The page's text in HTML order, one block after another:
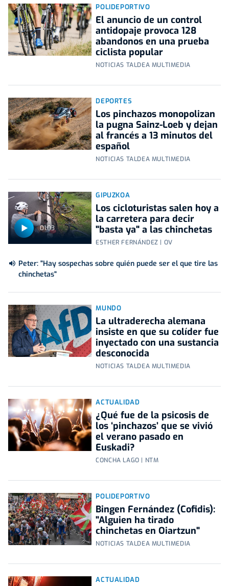
POLIDEPORTIVO
El anuncio de un control
antidopaje provoca 128
abandonos en una prueba
ciclista popular
NOTICIAS TALDEA MULTIMEDIA
DEPORTES
Los pinchazos monopolizan
la pugna Sainz-Loeb y dejan
al francés a 13 minutos del
español
NOTICIAS TALDEA MULTIMEDIA
01:03
GIPUZKOA
Los cicloturistas salen hoy a
la carretera para decir
"basta ya" a las chinchetas
ESTHER FERNÁNDEZ | OV
Peter: "Hay sospechas sobre quién puede ser el que tire las
chinchetas"
MUNDO
La ultraderecha alemana
insiste en que su colíder fue
inyectado con una sustancia
desconocida
NOTICIAS TALDEA MULTIMEDIA
ACTUALIDAD
¿Qué fue de la psicosis de
los ‘pinchazos’ que se vivió
el verano pasado en
Euskadi?
CONCHA LAGO | NTM
POLIDEPORTIVO
Bingen Fernández (Cofidis):
"Alguien ha tirado
chinchetas en Oiartzun"
NOTICIAS TALDEA MULTIMEDIA
ACTUALIDAD